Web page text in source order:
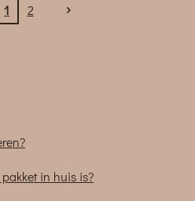
1 2
in huis is?